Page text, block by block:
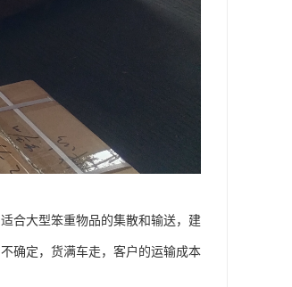
合大型笨重物品的集散和输送，建
确定，货满车走，客户的运输成本